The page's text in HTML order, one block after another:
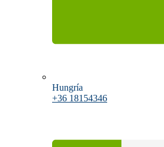
Hungría
+36 18154346